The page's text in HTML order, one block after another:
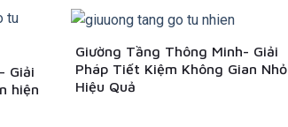
Giải
hiện
Giường Tầng Thông Minh- Giải
Pháp Tiết Kiệm Không Gian Nhỏ
Hiệu Quả